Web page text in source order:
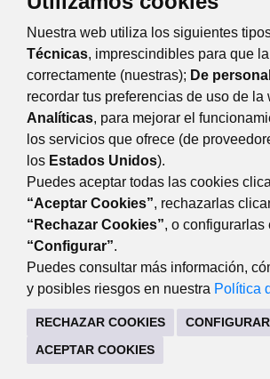
Nuestra web utiliza los siguientes
Técnicas, imprescindibles para que
correctamente (nuestras); De
recordar tus preferencias de uso de la
Analíticas, para mejorar el
los servicios que ofrece (de
los Estados Unidos).
Puedes aceptar todas las cookies
“Aceptar Cookies”, rechazarlas
“Rechazar Cookies”, o configurarlas
“Configurar”.
Puedes consultar más información,
y posibles riesgos en nuestra Política
RECHAZAR COOKIES
CONFIGURAR
ACEPTAR COOKIES
CITA PREVIA SERVICIO DE CONSUMO
Eventos Día Semana
Anterior lunes
Avda. de Guadarrama, 34 (lateral del
Majadahonda Madrid
916341440
MAPA WEB
POLÍTICA DE COOKIES